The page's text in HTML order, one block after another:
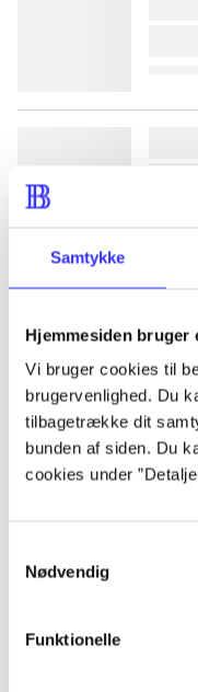
Samtykke
Hjemmesiden bruger
Vi bruger cookies til
brugervenlighed. Du
tilbagetrække dit
bunden af siden. Du
cookies under
Nødvendig
Funktionelle